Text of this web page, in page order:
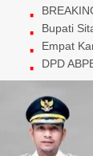
Bupati
Empat
DPD